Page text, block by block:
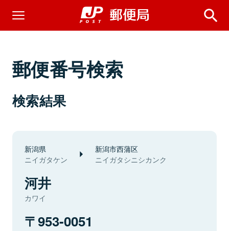
郵便番号検索
検索結果
新潟県
ニイガタケン
新潟市西蒲区
ニイガタシニシカンク
河井
カワイ
953-0051